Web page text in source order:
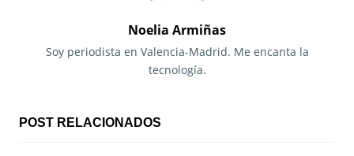
n
Noelia Armiñas
Soy periodista en Valencia-Madrid. Me encanta la
tecnología.
POST RELACIONADOS